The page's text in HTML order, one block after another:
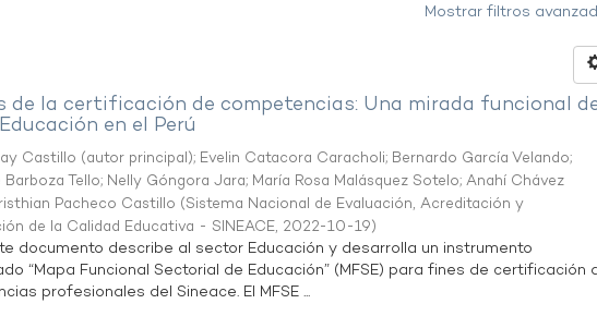
Mostrar filtros
de la certificación de competencias: Una mirada funcional
en el Perú
Castillo (autor principal); Evelin Catacora Caracholi; Bernardo García Velando;
Barboza Tello; Nelly Góngora Jara; María Rosa Malásquez Sotelo;Anahí Chávez
Pacheco Castillo (Sistema Nacional de Evaluación, Acreditación y
de la Calidad Educativa - SINEACE, 2022-10-19)
documento describe al sector Educación y desarrolla un instrumento
“Mapa Funcional Sectorial de Educación” (MFSE) para fines de certificación
profesionales del Sineace. El MFSE ...